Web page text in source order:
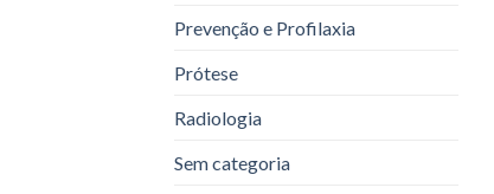
Prevenção e Profilaxia
Prótese
Radiologia
Sem categoria